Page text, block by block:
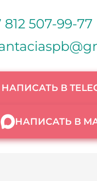
812 507-99-77
НАПИСАТЬ В
НАПИСАТЬ В